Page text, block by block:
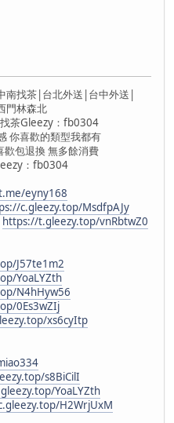
南找茶|台北外送|台中外送|
門林森北
茶Gleezy：fb0304
你喜歡的類型我都有
歡包退換 無多餘消費
：fb0304
eyny168
c.gleezy.top/MsdfpAJy
https://t.gleezy.top/vnRbtwZ0
J57te1m2
YoaLYZth
N4hHyw56
0Es3wZIj
xs6cyItp
s8BiCilI
YoaLYZth
H2WrjUxM